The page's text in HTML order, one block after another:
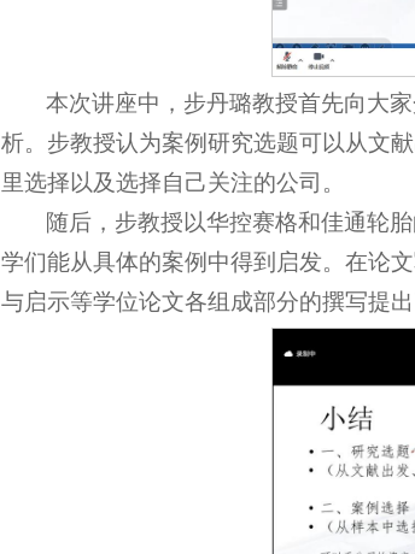
本次讲座中，步丹璐教授首先向大
析。步教授认为案例研究选题可以从文
里选择以及选择自己关注的公司。
随后，步教授以华控赛格和佳通轮
学们能从具体的案例中得到启发。在论
与启示等学位论文各组成部分的撰写提出